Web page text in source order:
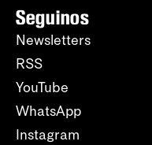
Seguinos
Newsletters
RSS
YouTube
WhatsApp
Instagram